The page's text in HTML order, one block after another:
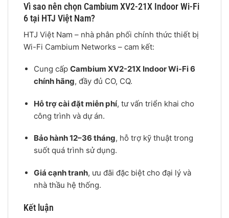
Vì sao nên chọn Cambium XV2-21X Indoor Wi-Fi
6 tại HTJ Việt Nam?
HTJ Việt Nam – nhà phân phối chính thức thiết bị
Wi-Fi Cambium Networks – cam kết:
Cung cấp Cambium XV2-21X Indoor Wi-Fi 6
chính hãng, đầy đủ CO, CQ.
Hỗ trợ cài đặt miễn phí, tư vấn triển khai cho
công trình và dự án.
Bảo hành 12–36 tháng, hỗ trợ kỹ thuật trong
suốt quá trình sử dụng.
Giá cạnh tranh, ưu đãi đặc biệt cho đại lý và
nhà thầu hệ thống.
Kết luận